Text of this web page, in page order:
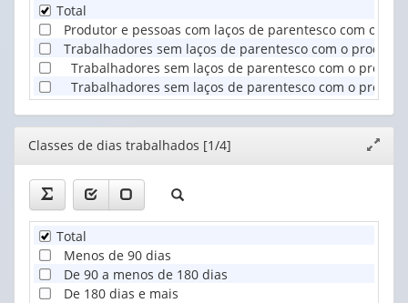
Total
Produtor e pessoas com laços de parentesco com o
Trabalhadores sem laços de parentesco com o produtor
Trabalhadores sem laços de parentesco com o
Trabalhadores sem laços de parentesco com o
Editor
janela
Classes de dias trabalhados [1/4]
Total
Menos de 90 dias
De 90 a menos de 180 dias
De 180 dias e mais